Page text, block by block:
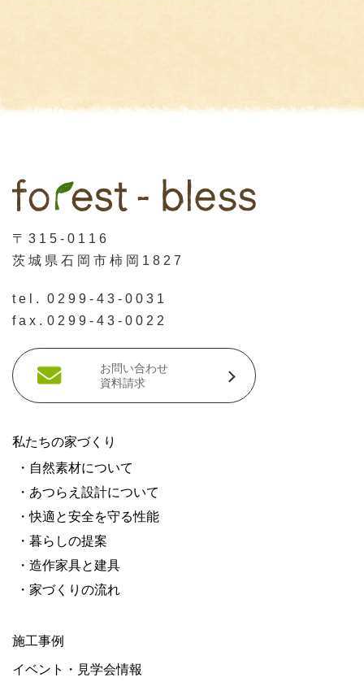
〒315-0116
茨城県石岡市柿岡1827
tel.
0299-43-0031
fax. 0299-43-0022
お問い合わせ
資料請求
私たちの家づくり
・自然素材について
・あつらえ設計について
・快適と安全を守る性能
・暮らしの提案
・造作家具と建具
・家づくりの流れ
施工事例
イベント・見学会情報